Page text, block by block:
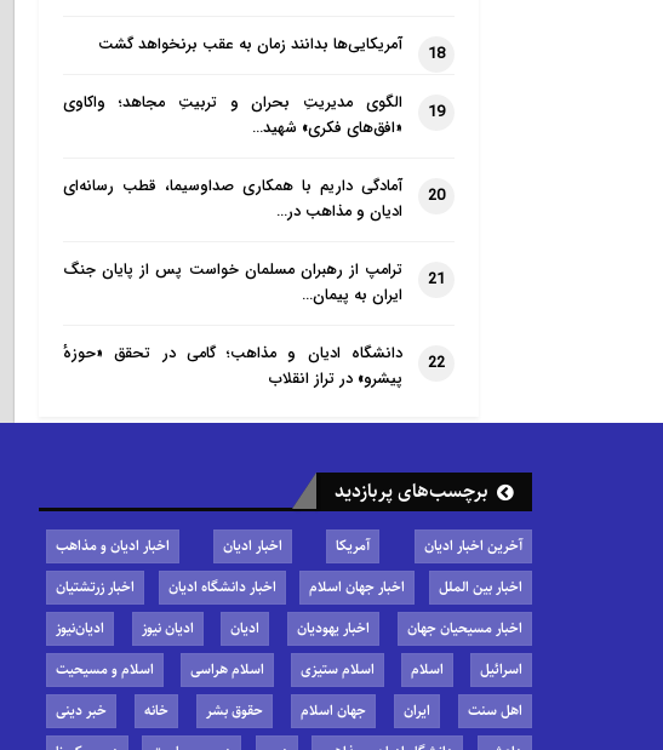
18 آمریکایی‌ها بدانند زمان به عقب برنخواهد گشت
19
الگوی مدیریتِ بحران و تربیتِ مجاهد؛ واکاوی
«افق‌های فکری» شهید…
20
آمادگی داریم با همکاری صداوسیما، قطب رسانه‌ای
ادیان و مذاهب در…
21
ترامپ از رهبران مسلمان خواست پس از پایان جنگ
ایران به پیمان…
22
دانشگاه ادیان و مذاهب؛ گامی در تحقق «حوزهٔ
پیشرو» در تراز انقلاب
برچسب‌های پربازدید
آخرین اخبار ادیان آمریکا اخبار ادیان
اخبار ادیان و مذاهب
اخبار بین الملل
اخبار جهان اسلام اخبار دانشگاه ادیان
اخبار زرتشتیان
اخبار مسیحیان جهان
اخبار یهودیان ادیان ادیان نیوز
ادیان‌نیوز
اسرائیل
اسلام اسلام ستیزی اسلام هراسی
اسلام و مسیحیت
اهل سنت
ایران جهان اسلام حقوق بشر خانه
خبر دینی